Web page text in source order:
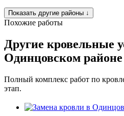
Показать другие районы ↓
Похожие работы
Другие кровельные
Одинцовском районе
Полный комплекс работ по
этап.